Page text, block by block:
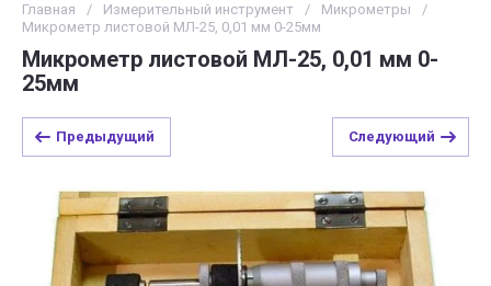
Главная / Измерительный инструмент / Микрометры
/
Микрометр листовой МЛ-25, 0,01 мм 0-25мм
Микрометр листовой МЛ-25, 0,01 мм 0-
25мм
Предыдущий Следующий